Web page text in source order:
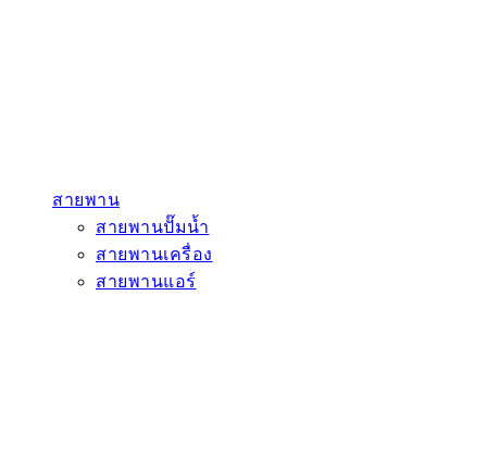
สายพาน
สายพานปั๊มน้ำ
สายพานเครื่อง
สายพานแอร์